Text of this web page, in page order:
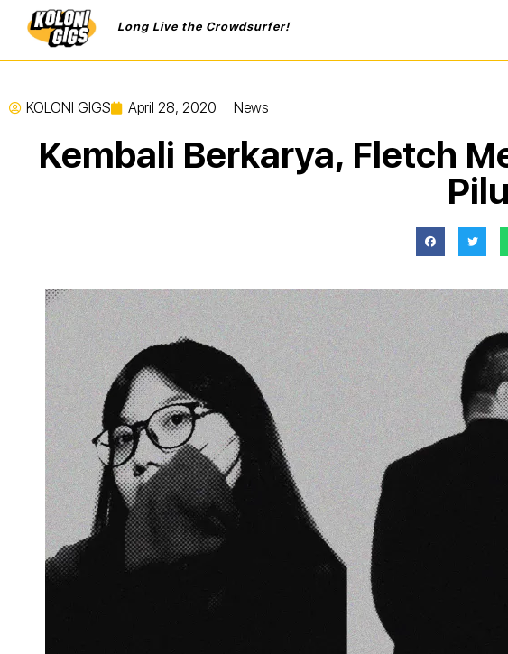
Long Live the Crowdsurfer!
KOLONI GIGS April 28, 2020 News
Kembali Berkarya, Fletch